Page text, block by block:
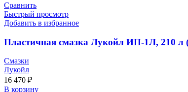
Сравнить
Быстрый просмотр
Добавить в избранное
Пластичная смазка Лукойл ИП-1Л, 210 л
Смазки
Лукойл
16 470 ₽
В корзину